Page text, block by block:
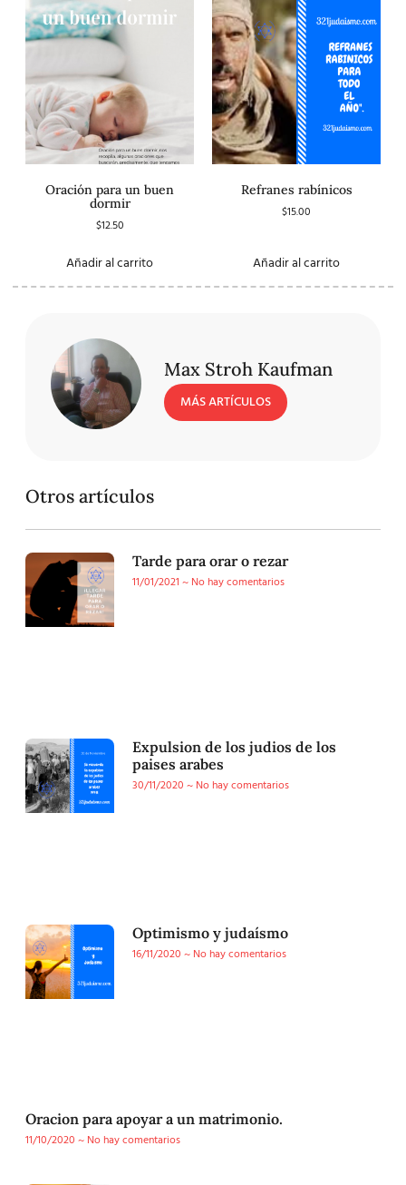
Oración para un buen
dormir
$12.50
Añadir al carrito
Refranes rabínicos
$15.00
Añadir al carrito
Max Stroh Kaufman
MÁS ARTÍCULOS
Otros artículos
Tarde para orar o rezar
11/01/2021
No hay comentarios
Expulsion de los judios de los
paises arabes
30/11/2020
No hay comentarios
Optimismo y judaísmo
16/11/2020
No hay comentarios
Oracion para apoyar a un matrimonio.
11/10/2020
No hay comentarios